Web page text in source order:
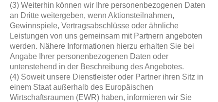
(3) Weiterhin können wir Ihre personenbezogenen Daten
an Dritte weitergeben, wenn Aktionsteilnahmen,
Gewinnspiele, Vertragsabschlüsse oder ähnliche
Leistungen von uns gemeinsam mit Partnern angeboten
werden. Nähere Informationen hierzu erhalten Sie bei
Angabe Ihrer personenbezogenen Daten oder
untenstehend in der Beschreibung des Angebotes.
(4) Soweit unsere Dienstleister oder Partner ihren Sitz in
einem Staat außerhalb des Europäischen
Wirtschaftsraumen (EWR) haben, informieren wir Sie